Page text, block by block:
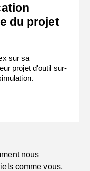
du projet
sur sa
projet d'outil sur-
nous
comme vous,